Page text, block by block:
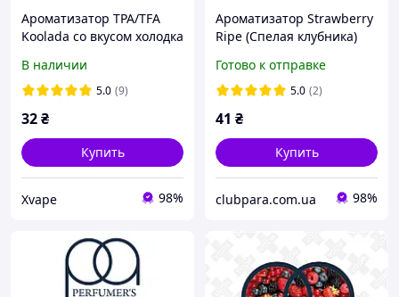
Ароматизатор TPA/TFA
Koolada со вкусом холодка
В наличии
5.0 (9)
32₴
Купить
Xvape 98%
Ароматизатор Strawberry
Ripe (Спелая клубника)
Готово к отправке
5.0 (2)
41 ₴
Купить
clubpara.com.ua 98%